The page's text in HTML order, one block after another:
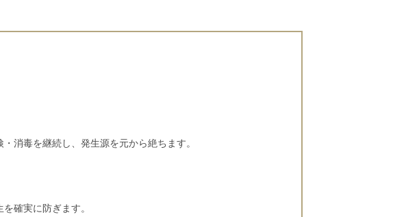
消毒を継続し、発生源を元から絶ちます。
確実に防ぎます。